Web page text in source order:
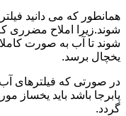
شوند.زیرا املاح مضرری
شوند تا آب به صورت
یخچال برسد.
در صورتی که فیلترهای
پابرجا باشد باید یخساز
گردد.